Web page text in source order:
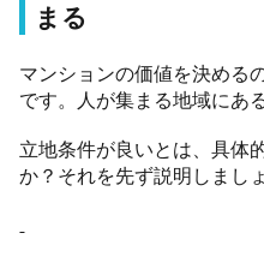
まる
マンションの価値を決める
です。人が集まる地域にあ
立地条件が良いとは、具体
か？それを先ず説明しまし